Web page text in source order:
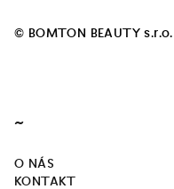
© BOMTON BEAUTY s.r.o.
~
O NÁS
KONTAKT